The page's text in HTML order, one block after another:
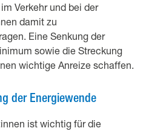
Verkehr und bei der
damit zu
Eine Senkung der
sowie die Streckung
wichtige Anreize schaffen.
der Energiewende
ist wichtig für die